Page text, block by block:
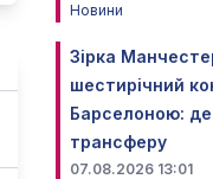
Новини
Зірка
шестирічний
Барселоною:
трансферу
07.08.2026 13:01